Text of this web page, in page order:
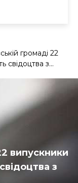
громаді 22
свідоцтва з...
випускники
з